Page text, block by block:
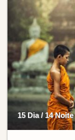
15 Dia / 14 Noite